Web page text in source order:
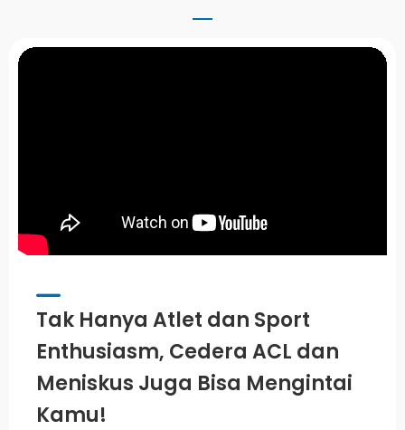
Tak Hanya Atlet dan Sport
Enthusiasm, Cedera ACL dan
Meniskus Juga Bisa Mengintai
Kamu!